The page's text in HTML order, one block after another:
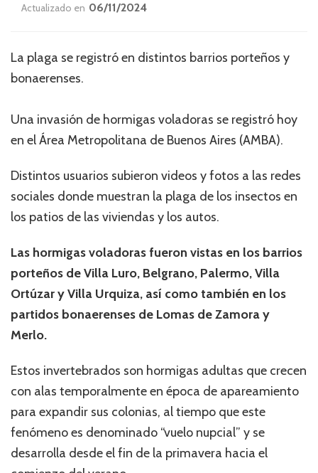
Actualizado en 06/11/2024
La plaga se registró en distintos barrios porteños y
bonaerenses.
Una invasión de hormigas voladoras se registró hoy
en el Área Metropolitana de Buenos Aires (AMBA).
Distintos usuarios subieron videos y fotos a las redes
sociales donde muestran la plaga de los insectos en
los patios de las viviendas y los autos.
Las hormigas voladoras fueron vistas en los barrios
porteños de Villa Luro, Belgrano, Palermo, Villa
Ortúzar y Villa Urquiza, así como también en los
partidos bonaerenses de Lomas de Zamora y
Merlo.
Estos invertebrados son hormigas adultas que crecen
con alas temporalmente en época de apareamiento
para expandir sus colonias, al tiempo que este
fenómeno es denominado “vuelo nupcial” y se
desarrolla desde el fin de la primavera hacia el